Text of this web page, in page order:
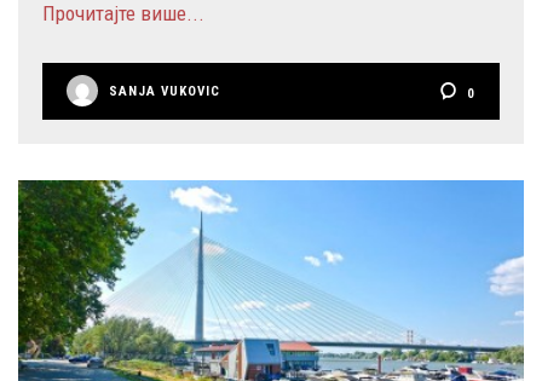
Прочитајте више...
SANJA VUKOVIC 0